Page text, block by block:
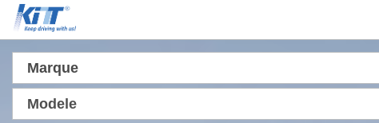
Marque
Modele